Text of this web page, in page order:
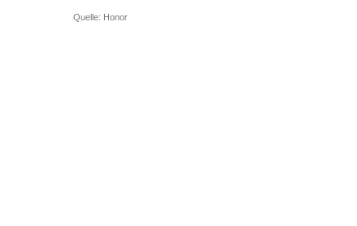
Quelle: Honor